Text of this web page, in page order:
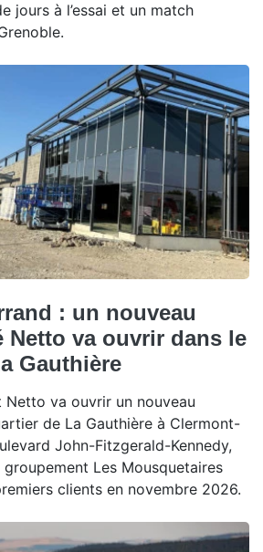
jours à l’essai et un match
: un nouveau
Netto va ouvrir dans le
Gauthière
Netto va ouvrir un nouveau
de La Gauthière à Clermont-
John-Fitzgerald-Kennedy,
Les Mousquetaires
clients en novembre 2026.